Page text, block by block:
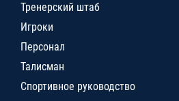
Тренерский штаб
Игроки
Персонал
Талисман
Спортивное руководство